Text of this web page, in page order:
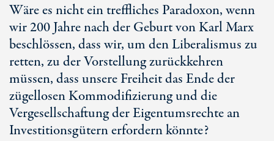
Wäre es nicht ein treffliches Paradoxon, wenn
wir 200 Jahre nach der Geburt von Karl Marx
beschlössen, dass wir, um den Liberalismus zu
retten, zu der Vorstellung zurückkehren
müssen, dass unsere Freiheit das Ende der
zügellosen Kommodifizierung und die
Vergesellschaftung der Eigentumsrechte an
Investitionsgütern erfordern könnte?